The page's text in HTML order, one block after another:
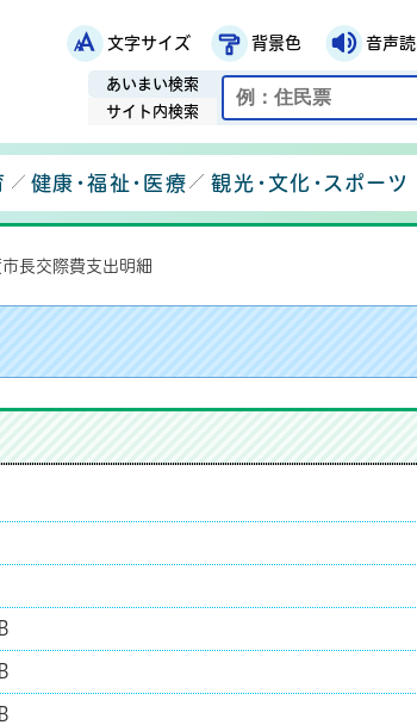
所ホームページ文字サイズ 背景色 音声
あいまい検索
サイト内検索
公式Instagram
鉾田市公式Facebook
鉾田市公式LINE
健康・福祉・医療 観光・文化・スポーツ
長交際費支出明細